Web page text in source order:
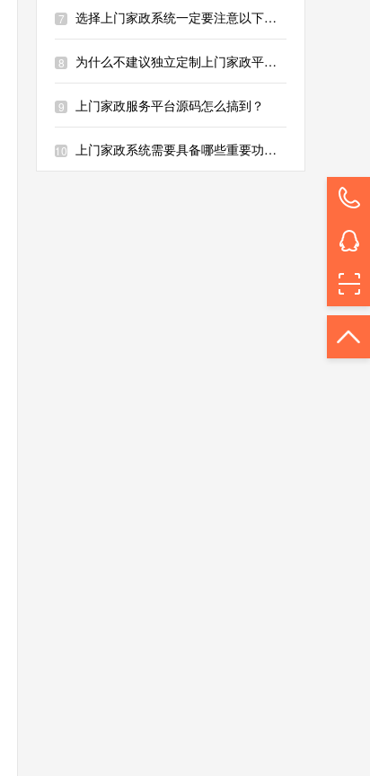
7 选择上门家政系统一定要注意以下几点！
8 为什么不建议独立定制上门家政平台APP？
9 上门家政服务平台源码怎么搞到？
10 上门家政系统需要具备哪些重要功能？